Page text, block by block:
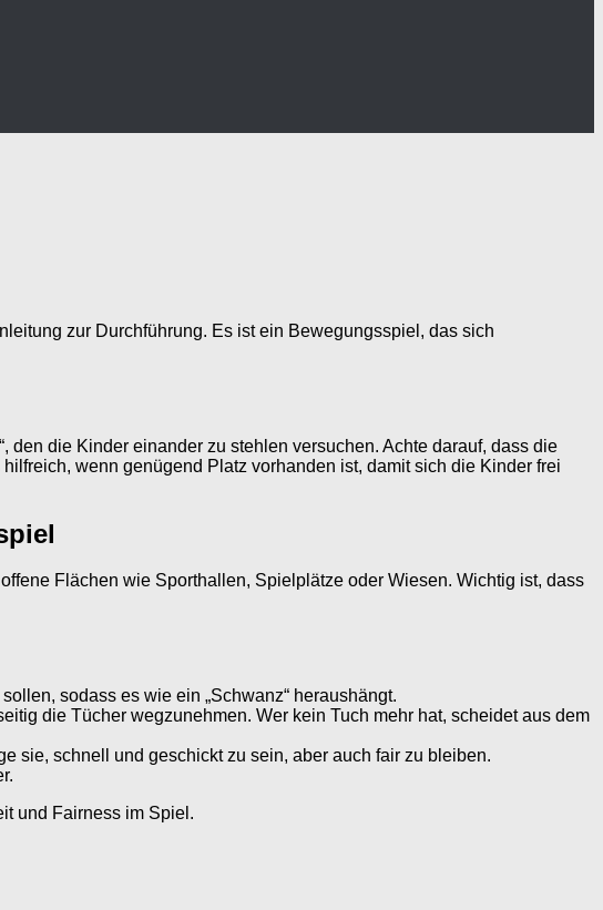
zur Durchführung. Es ist ein Bewegungsspiel, das sich
die Kinder einander zu stehlen versuchen. Achte darauf, dass die
wenn genügend Platz vorhanden ist, damit sich die Kinder frei
Flächen wie Sporthallen, Spielplätze oder Wiesen. Wichtig ist, dass
sodass es wie ein „Schwanz“ heraushängt.
die Tücher wegzunehmen. Wer kein Tuch mehr hat, scheidet aus dem
sie, schnell und geschickt zu sein, aber auch fair zu bleiben.
und Fairness im Spiel.